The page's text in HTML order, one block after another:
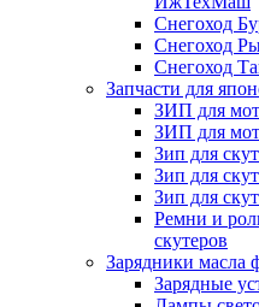
Снегоход
Снегоход
Снегоход
Запчасти для
ЗИП для
ЗИП для
Зип для
Зип для
Зип для
Ремни и
скутеров
Зарядники масла
Зарядные